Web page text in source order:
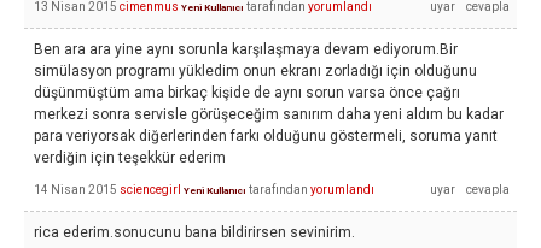
13 Nisan 2015 cimenmus Yeni Kullanıcı tarafından yorumlandı
Ben ara ara yine aynı sorunla karşılaşmaya devam ediyorum.Bir
simülasyon programı yükledim onun ekranı zorladığı için olduğunu
düşünmüştüm ama birkaç kişide de aynı sorun varsa önce çağrı
merkezi sonra servisle görüşeceğim sanırım daha yeni aldım bu kadar
para veriyorsak diğerlerinden farkı olduğunu göstermeli, soruma yanıt
verdiğin için teşekkür ederim
14 Nisan 2015 sciencegirl Yeni Kullanıcı tarafından yorumlandı
rica ederim.sonucunu bana bildirirsen sevinirim.